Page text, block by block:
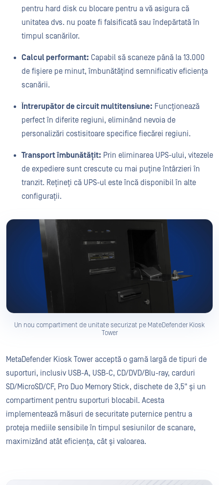
pentru hard disk cu blocare pentru a vă asigura că
unitatea dvs. nu poate fi falsificată sau îndepărtată în
timpul scanărilor.
Calcul performant: Capabil să scaneze până la 13.000
de fișiere pe minut, îmbunătățind semnificativ eficiența
scanării.
Întrerupător de circuit multitensiune: Funcționează
perfect în diferite regiuni, eliminând nevoia de
personalizări costisitoare specifice fiecărei regiuni.
Transport îmbunătățit: Prin eliminarea UPS-ului, vitezele
de expediere sunt crescute cu mai puține întârzieri în
tranzit. Rețineți că UPS-ul este încă disponibil în alte
configurații.
Un nou compartiment de unitate securizat pe MateDefender Kiosk
Tower
MetaDefender Kiosk Tower acceptă o gamă largă de tipuri de
suporturi, inclusiv USB-A, USB-C, CD/DVD/Blu-ray, carduri
SD/MicroSD/CF, Pro Duo Memory Stick, dischete de 3,5" și un
compartiment pentru suporturi blocabil. Acesta
implementează măsuri de securitate puternice pentru a
proteja mediile sensibile în timpul sesiunilor de scanare,
maximizând atât eficiența, cât și valoarea.